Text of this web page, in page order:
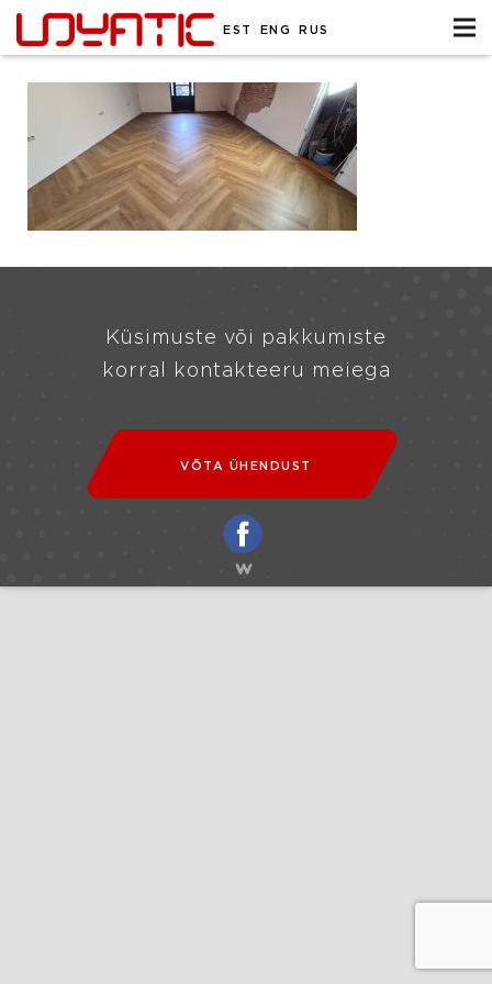
EST ENG RUS
Küsimuste või pakkumiste
korral kontakteeru meiega
VÕTA ÜHENDUST